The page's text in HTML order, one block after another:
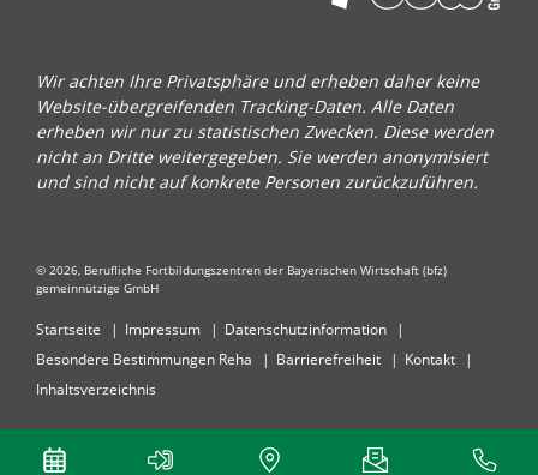
Wir achten Ihre Privatsphäre und erheben daher keine
Website-übergreifenden Tracking-Daten. Alle Daten
erheben wir nur zu statistischen Zwecken. Diese werden
nicht an Dritte weitergegeben. Sie werden anonymisiert
und sind nicht auf konkrete Personen zurückzuführen.
© 2026, Berufliche Fortbildungszentren der Bayerischen Wirtschaft (bfz)
gemeinnützige GmbH
Startseite Impressum
Datenschutzinformation
Besondere Bestimmungen Reha
Barrierefreiheit
Kontakt
Inhaltsverzeichnis